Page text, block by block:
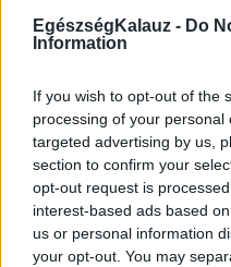
EgészségKalauz - Do
Information
If you wish to opt-out of the
processing of your
targeted advertising by us,
section to confirm your
opt-out request is
interest-based ads based
us or personal information
your opt-out. You may
Vízszerű
Afta kezelése
Napallergia
Fülgyulladás
Összes Kezelés
Életmódváltás
Kutatás